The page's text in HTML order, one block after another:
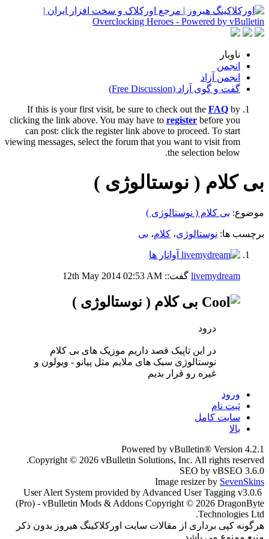
ناوبار
انجمن
انجمن آزاد
گفت و گوی آزاد (Free Discussion)
If this is your first visit, be sure to check out the FAQ by
clicking the link above. You may have to register before you
can post: click the register link above to proceed. To start
viewing messages, select the forum that you want to visit from
the selection below.
بی کلام ( نوستالوژی )
موضوع: بی کلام ( نوستالوژی )
برچسب ها: نوستالوژی، کلام، بی
livemydream گفت:: 12th May 2014 02:53 AM
بی کلام ( نوستالوژی )
درود
در این تاپیک قصد داریم موزیک های بی کلام
نوستالوژی سبک های ملایم مثل پیانو - ویولون و
غیره رو قرار بدیم
ورود
ثبت نام
سایت کامل
بالا
Powered by vBulletin® Version 4.2.1
Copyright © 2026 vBulletin Solutions, Inc. All rights reserved.
SEO by vBSEO 3.6.0
Image resizer by SevenSkins
User Alert System provided by Advanced User Tagging v3.0.6
(Pro) - vBulletin Mods & Addons Copyright © 2026 DragonByte
Technologies Ltd.
هرگونه کپی برداری از مقالات سایت اورکلاکینگ هیروز بدون ذکر
منبع ممنوع می باشد